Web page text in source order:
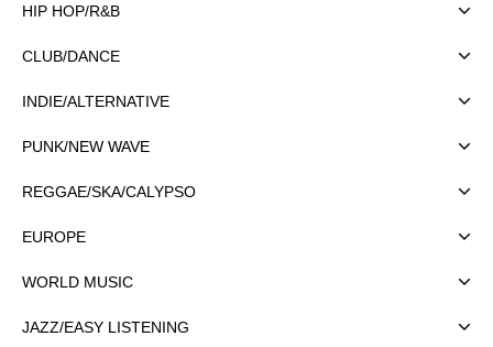
HIP HOP/R&B
CLUB/DANCE
INDIE/ALTERNATIVE
PUNK/NEW WAVE
REGGAE/SKA/CALYPSO
EUROPE
WORLD MUSIC
JAZZ/EASY LISTENING